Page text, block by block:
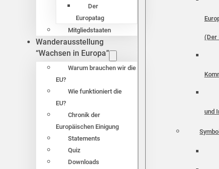
Der
Europatag
Mitgliedstaaten
Wanderausstellung
“Wachsen in Europa”
Warum brauchen wir die
EU?
Wie funktioniert die
EU?
Chronik der
Europäischen Einigung
Statements
Quiz
Downloads
(Der
und